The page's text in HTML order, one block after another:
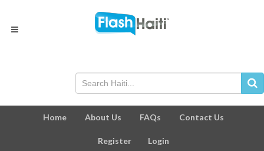
Home About Us FAQs Contact Us
Register Login